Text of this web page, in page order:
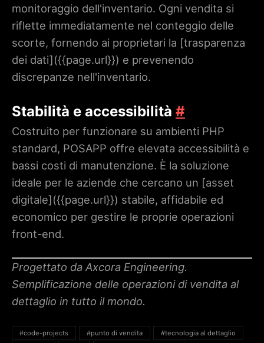
monitoraggio dell'inventario. Ogni vendita si
riflette immediatamente nel conteggio delle
scorte, fornendo ai proprietari la [trasparenza
dei dati]({{page.url}}) e prevenendo
discrepanze nell'inventario.
Stabilità e accessibilità #
Costruito per funzionare su ambienti PHP
standard, POSAPP offre elevata accessibilità e
bassi costi di manutenzione. È la soluzione
ideale per le aziende che cercano un [asset
digitale]({{page.url}}) stabile, affidabile ed
economico per gestire le proprie operazioni
front-end.
Progettato da Axcora Engineering.
Semplificazione delle operazioni di vendita al
dettaglio in tutto il mondo.
#code-projects #punto di vendita
#tecnologia al dettaglio